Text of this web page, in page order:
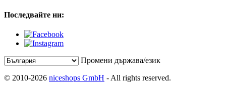
Последвайте ни:
Промени държава/език
© 2010-2026 niceshops GmbH - All rights reserved.